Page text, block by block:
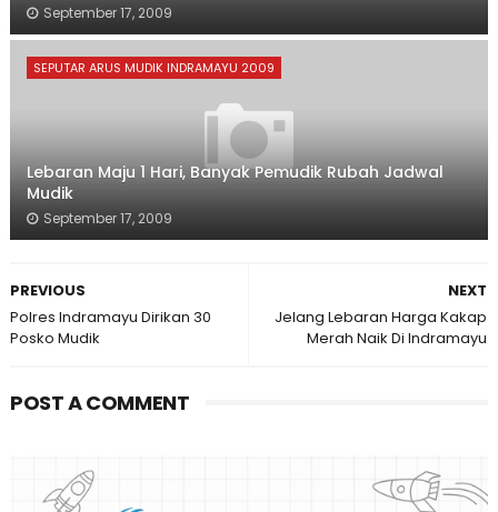
September 17, 2009
SEPUTAR ARUS MUDIK INDRAMAYU 2009
Lebaran Maju 1 Hari, Banyak Pemudik Rubah Jadwal
Mudik
September 17, 2009
NEXT
Jelang Lebaran Harga Kakap
Merah Naik Di Indramayu
PREVIOUS
Polres Indramayu Dirikan 30
Posko Mudik
POST A COMMENT